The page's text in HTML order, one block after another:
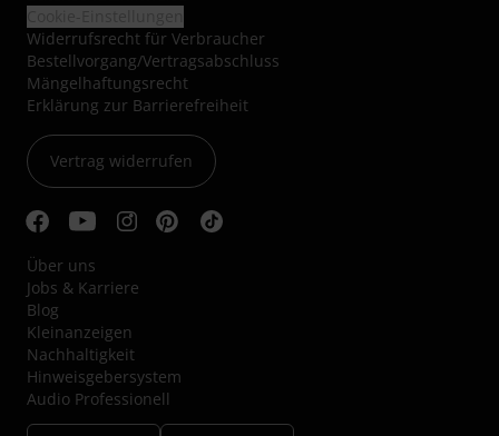
Widerrufsrecht für Verbraucher
Bestellvorgang/Vertragsabschluss
Mängelhaftungsrecht
Erklärung zur Barrierefreiheit
Vertrag widerrufen
Über uns
Jobs & Karriere
Blog
Kleinanzeigen
Nachhaltigkeit
Hinweisgebersystem
Audio Professionell